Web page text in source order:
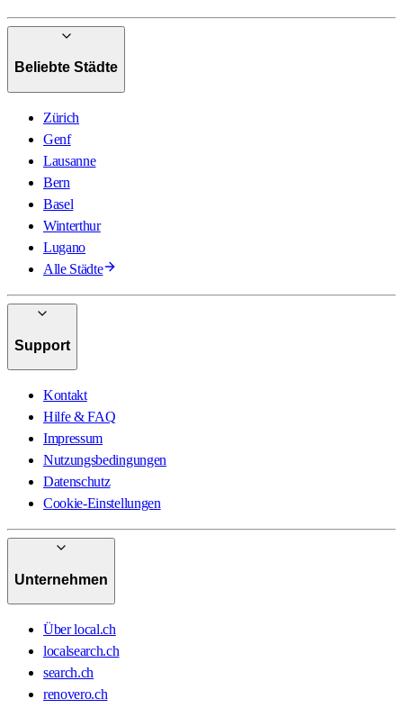
Beliebte Städte
Zürich
Genf
Lausanne
Bern
Basel
Winterthur
Lugano
Alle Städte
Support
Kontakt
Hilfe & FAQ
Impressum
Nutzungsbedingungen
Datenschutz
Cookie-Einstellungen
Unternehmen
Über local.ch
localsearch.ch
search.ch
renovero.ch